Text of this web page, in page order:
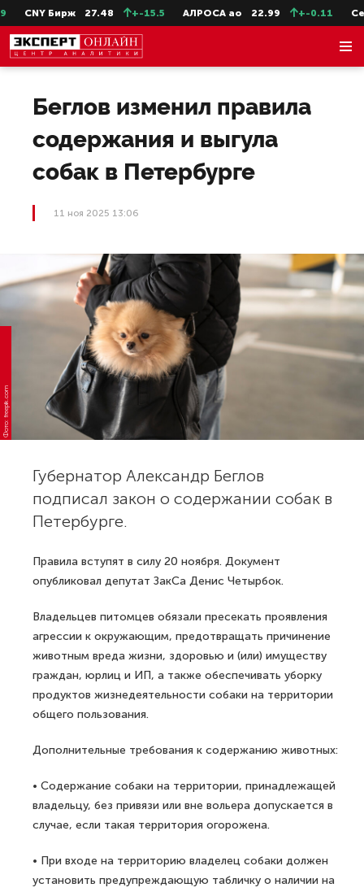
CNY Бирж 27.48 +-15.5 АЛРОСА ао 22.99 +-0.11
Беглов изменил правила
содержания и выгула
собак в Петербурге
11 ноя 2025 13:06
Фото: freepik.com
Губернатор Александр Беглов
подписал закон о содержании собак в
Петербурге.
Правила вступят в силу 20 ноября. Документ
опубликовал депутат ЗакСа Денис Четырбок.
Владельцев питомцев обязали пресекать проявления
агрессии к окружающим, предотвращать причинение
животным вреда жизни, здоровью и (или) имуществу
граждан, юрлиц и ИП, а также обеспечивать уборку
продуктов жизнедеятельности собаки на территории
общего пользования.
Дополнительные требования к содержанию животных:
• Содержание собаки на территории, принадлежащей
владельцу, без привязи или вне вольера допускается в
случае, если такая территория огорожена.
• При входе на территорию владелец собаки должен
установить предупреждающую табличку о наличии на